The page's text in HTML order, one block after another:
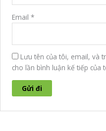
Email *
Lưu tên của tôi, email, và
cho lần bình luận kế tiếp của